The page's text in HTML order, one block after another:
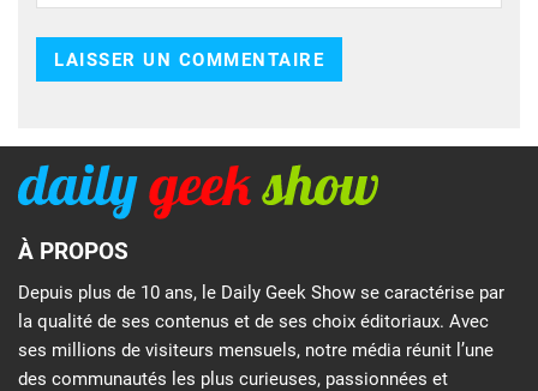
À PROPOS
Depuis plus de 10 ans, le Daily Geek Show se caractérise par
la qualité de ses contenus et de ses choix éditoriaux. Avec
ses millions de visiteurs mensuels, notre média réunit l’une
des communautés les plus curieuses, passionnées et